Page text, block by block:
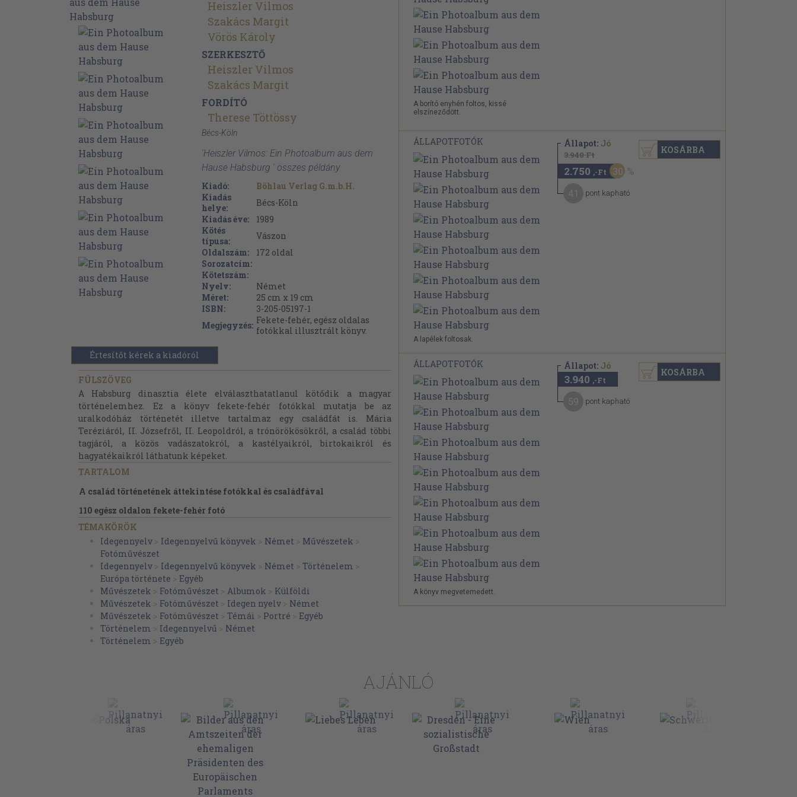
Heiszler Vilmos
Szakács Margit
Vörös Károly
SZERKESZTŐ
Heiszler Vilmos
Szakács Margit
FORDÍTÓ
Therese Töttössy
Bécs-Köln
'Heiszler Vilmos: Ein Photoalbum aus dem
Hause Habsburg ' összes példány
Kiadó:
Böhlau Verlag G.m.b.H.
Kiadás
helye:
Bécs-Köln
Kiadás éve:
1989
Kötés
típusa:
Vászon
Oldalszám:
172 oldal
Sorozatcím:
Kötetszám:
Nyelv:
Német
Méret:
25 cm x 19 cm
ISBN:
3-205-05197-1
Megjegyzés: Fekete-fehér, egész oldalas
fotókkal illusztrált könyv.
Értesítőt kérek a kiadóról
FÜLSZÖVEG
A Habsburg dinasztia élete elválaszthatatlanul kötődik a magyar
történelemhez. Ez a könyv fekete-fehér fotókkal mutatja be az
uralkodóház történetét illetve tartalmaz egy családfát is. Mária
Teréziáról, II. Józsefről, II. Leopoldról, a trónörökösökről, a család többi
tagjáról, a közös vadászatokról, a kastélyaikról, birtokaikról és
hagyatékaikról láthatunk képeket.
TARTALOM
A család történetének áttekintése fotókkal és családfával
110 egész oldalon fekete-fehér fotó
TÉMAKÖRÖK
Idegennyelv > Idegennyelvű könyvek > Német > Művészetek >
Fotóművészet
Idegennyelv > Idegennyelvű könyvek > Német > Történelem >
Európa története > Egyéb
Művészetek > Fotóművészet > Albumok > Külföldi
Művészetek > Fotóművészet > Idegen nyelv > Német
Művészetek > Fotóművészet > Témái > Portré > Egyéb
Történelem > Idegennyelvű > Német
Történelem > Egyéb
A borító enyhén foltos, kissé
elszíneződött.
ÁLLAPOTFOTÓK
A lapélek foltosak.
Állapot: Jó
3.940 Ft
2.750 ,-Ft 30
pont kapható
KOSÁRBA
ÁLLAPOTFOTÓK
A könyv megvetemedett.
Állapot: Jó
3.940 ,-Ft
pont kapható
KOSÁRBA
AJÁNLÓ